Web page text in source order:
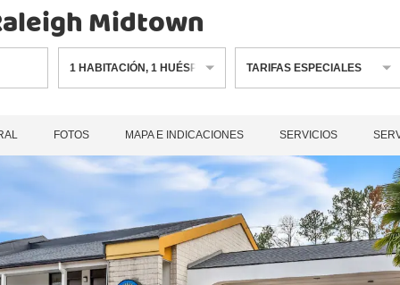
Midtown
1 HABITACIÓN,1 HUÉSPED TARIFAS ESPECIALES
FOTOS MAPA E INDICACIONES SERVICIOS